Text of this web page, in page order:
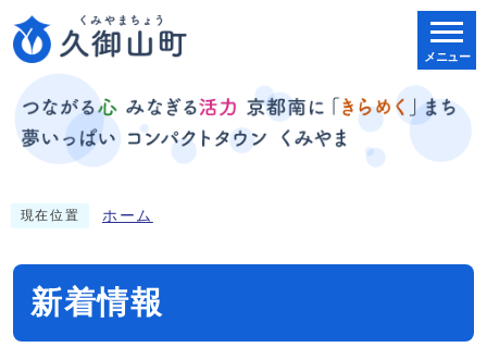
メニュー
現在位置 ホーム
新着情報